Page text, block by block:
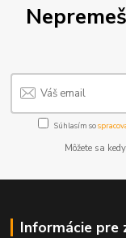
Súhlasím so
Môžete sa
Informácie pre